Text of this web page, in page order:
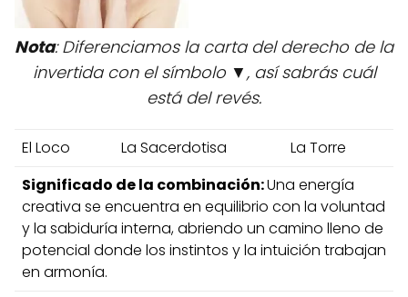
Nota: Diferenciamos la carta del derecho de la
invertida con el símbolo ▼, así sabrás cuál
está del revés.
El Loco La Sacerdotisa
La Torre
Significado de la combinación:Una energía
creativa se encuentra en equilibrio con la voluntad
y la sabiduría interna, abriendo un camino lleno de
potencial donde los instintos y la intuición trabajan
en armonía.